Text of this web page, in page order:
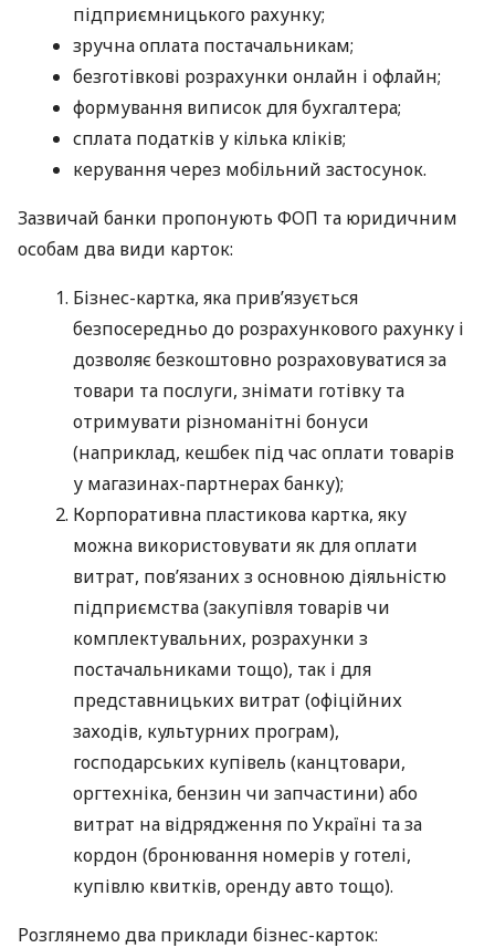
підприємницького рахунку;
зручна оплата постачальникам;
безготівкові розрахунки онлайн і офлайн;
формування виписок для бухгалтера;
сплата податків у кілька кліків;
керування через мобільний застосунок.
Зазвичай банки пропонують ФОП та юридичним
особам два види карток:
Бізнес-картка, яка прив’язується
безпосередньо до розрахункового рахунку і
дозволяє безкоштовно розраховуватися за
товари та послуги, знімати готівку та
отримувати різноманітні бонуси
(наприклад, кешбек під час оплати товарів
у магазинах-партнерах банку);
Корпоративна пластикова картка, яку
можна використовувати як для оплати
витрат, пов’язаних з основною діяльністю
підприємства (закупівля товарів чи
комплектувальних, розрахунки з
постачальниками тощо), так і для
представницьких витрат (офіційних
заходів, культурних програм),
господарських купівель (канцтовари,
оргтехніка, бензин чи запчастини) або
витрат на відрядження по Україні та за
кордон (бронювання номерів у готелі,
купівлю квитків, оренду авто тощо).
Розглянемо два приклади бізнес-карток: